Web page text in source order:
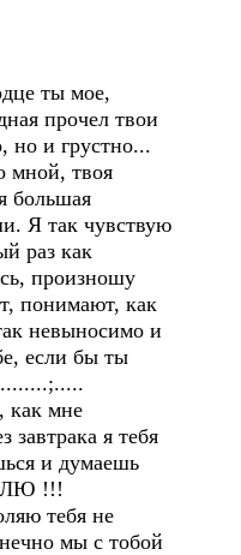
ты мое,
прочел твои
но и грустно...
мной, твоя
большая
Я так чувствую
раз как
произношу
понимают, как
невыносимо и
если бы ты
как мне
завтрака я тебя
и думаешь
!!!
тебя не
мы с тобой